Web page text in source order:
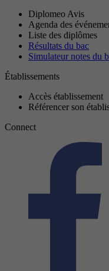
Diplomeo Avis
Agenda des
Liste des diplômes
Résultats du bac
Simulateur notes du
Établissements
Accès établissement
Référencer son
Connect